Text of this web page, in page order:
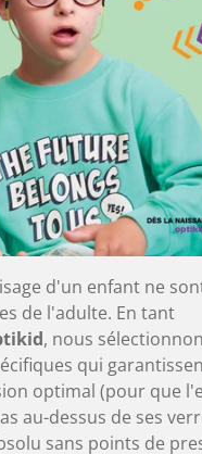
d'un enfant ne
de l'adulte. En tant
, nous
qui
optimal (pour que
au-dessus de ses
sans points de